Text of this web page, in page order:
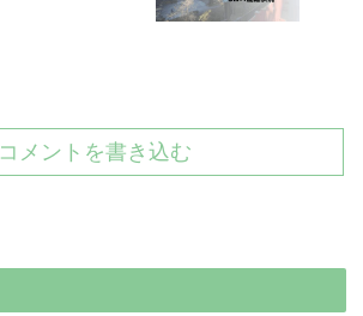
コメントを書き込む